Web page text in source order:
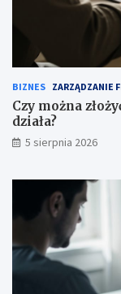
BIZNES ZARZĄDZANIE
Czy można
działa?
5 sierpnia 2026